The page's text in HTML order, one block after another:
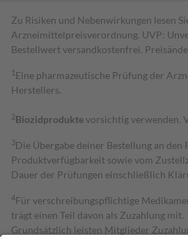
Zu Risiken und Nebenwirkungen lesen
Arzneimittelpreisverordnung. UVP:
Bestell­wert versand­kosten­frei.
1 Eine pharmazeutische Prüfung der
Herstellers.
2Biozidproduktevorsichtig verwenden.
3Die Übergabe deiner Bestellung an
Produktverfügbarkeit sowie vom
Dauer der Prüfungen einschließlich
4Für verschreibungspflichtige
trägt einen Teil davon als Zuzahlung mit.
Grundsätzlich leisten Mitglieder